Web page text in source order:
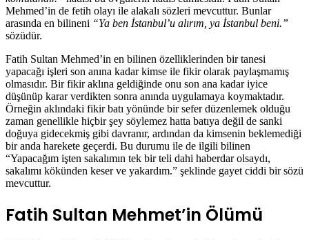
Mehmed’in de fetih olayı ile alakalı sözleri mevcuttur. Bunlar
arasında en bilineni “Ya ben İstanbul’u alırım, ya İstanbul beni.”
sözüdür.
Fatih Sultan Mehmed’in en bilinen özelliklerinden bir tanesi
yapacağı işleri son anına kadar kimse ile fikir olarak paylaşmamış
olmasıdır. Bir fikir aklına geldiğinde onu son ana kadar iyice
düşünüp karar verdikten sonra anında uygulamaya koymaktadır.
Örneğin aklındaki fikir batı yönünde bir sefer düzenlemek olduğu
zaman genellikle hiçbir şey söylemez hatta batıya değil de sanki
doğuya gidecekmiş gibi davranır, ardından da kimsenin beklemediği
bir anda harekete geçerdi. Bu durumu ile de ilgili bilinen
“Yapacağım işten sakalımın tek bir teli dahi haberdar olsaydı,
sakalımı kökünden keser ve yakardım.” şeklinde gayet ciddi bir sözü
mevcuttur.
Fatih Sultan Mehmet’in Ölümü